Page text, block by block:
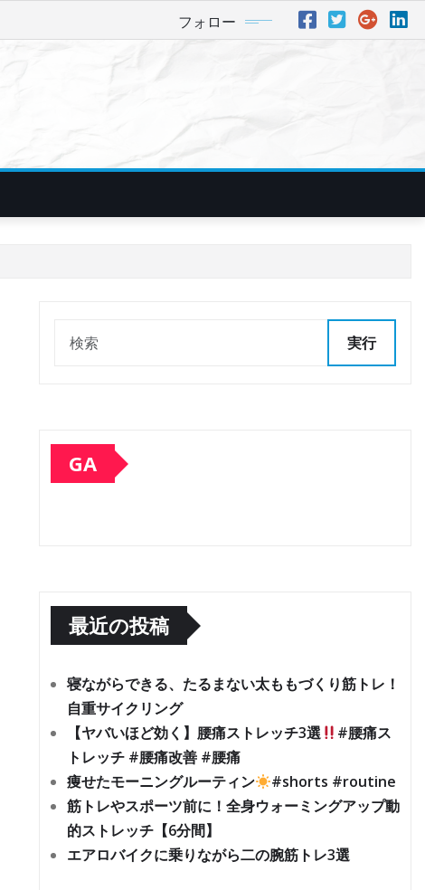
フォロー
実行
GA
最近の投稿
寝ながらできる、たるまない太ももづくり筋トレ！
自重サイクリング
【ヤバいほど効く】腰痛ストレッチ3選
#腰痛ス
トレッチ #腰痛改善 #腰痛
痩せたモーニングルーティン
#shorts #routine
筋トレやスポーツ前に！全身ウォーミングアップ動
的ストレッチ【6分間】
エアロバイクに乗りながら二の腕筋トレ3選